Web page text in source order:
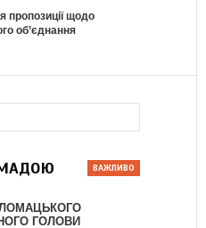
пропозиції щодо
об’єднання
ГОЛОВИ